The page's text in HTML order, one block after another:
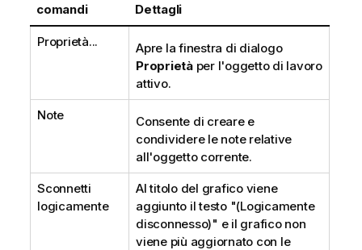
comandi Dettagli
Proprietà...
Apre la finestra di dialogo
Proprietàper l'oggetto di lavoro
attivo.
Note
Consente di creare e
condividere le note relative
all'oggetto corrente.
Sconnetti
logicamente
Al titolo del grafico viene
aggiunto il testo "(Logicamente
disconnesso)" e il grafico non
viene più aggiornato con le